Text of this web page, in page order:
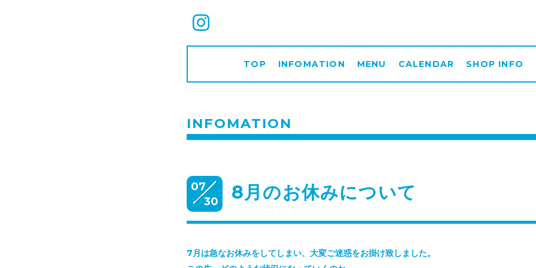
TOP INFOMATION MENU CALENDAR SHOP INFO
INFOMATION
07
30
8月のお休みについて
7月は急なお休みをしてしまい、大変ご迷惑をお掛け致しました。